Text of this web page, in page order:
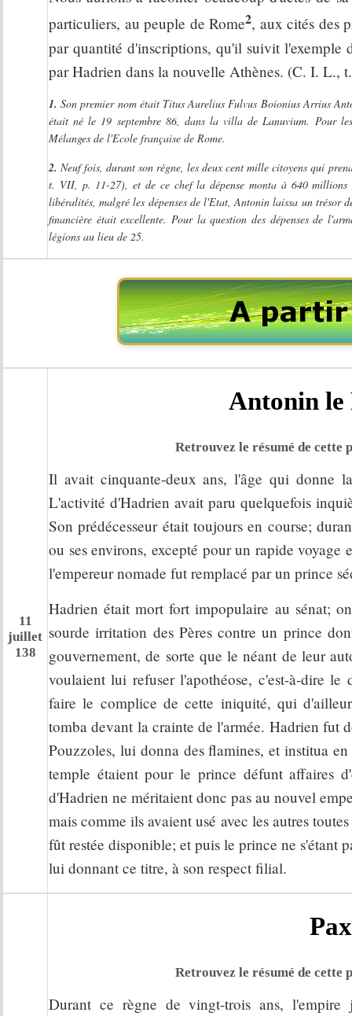
particuliers, au peuple de Rome2, aux cités des
par quantité d'inscriptions, qu'il suivit l'exemple
par Hadrien dans la nouvelle Athènes. (C. I. L.,
1. Son premier nom était Titus Aurelius Fulvus Boionius Arrius
était né le 19 septembre 86, dans la villa de Lanuvium. Pour
Mélanges de l'Ecole française de Rome.
2. Neuf fois, durant son règne, les deux cent mille citoyens qui
t. VII, p. 11-27), et de ce chef la dépense monta à 640 millions
libéralités, malgré les dépenses de l'Etat, Antonin laissa un
financière était excellente. Pour la question des dépenses de
légions au lieu de 25.
11
juillet
138
Antonin le
Retrouvez le résumé de cette
Il avait cinquante-deux ans, l'âge qui donne
L'activité d'Hadrien avait paru quelquefois
Son prédécesseur était toujours en course;
ou ses environs, excepté pour un rapide
l'empereur nomade fut remplacé par un prince
Hadrien était mort fort impopulaire au sénat;
sourde irritation des Pères contre un prince
gouvernement, de sorte que le néant de leur
voulaient lui refuser l'apothéose, c'est-à-dire
faire le complice de cette iniquité, qui
tomba devant la crainte de l'armée. Hadrien fut
Pouzzoles, lui donna des flamines, et institua
temple étaient pour le prince défunt affaires
d'Hadrien ne méritaient donc pas au nouvel
mais comme ils avaient usé avec les autres
fût restée disponible; et puis le prince ne s'étant
lui donnant ce titre, à son respect filial.
Retrouvez le résumé de cette
Durant ce règne de vingt-trois ans, l'empire